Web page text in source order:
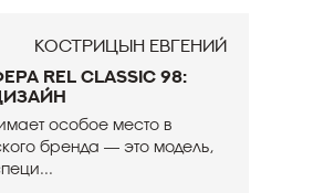
Кострицын Евгений
REL Classic 98:
особое место в
бренда — это модель,